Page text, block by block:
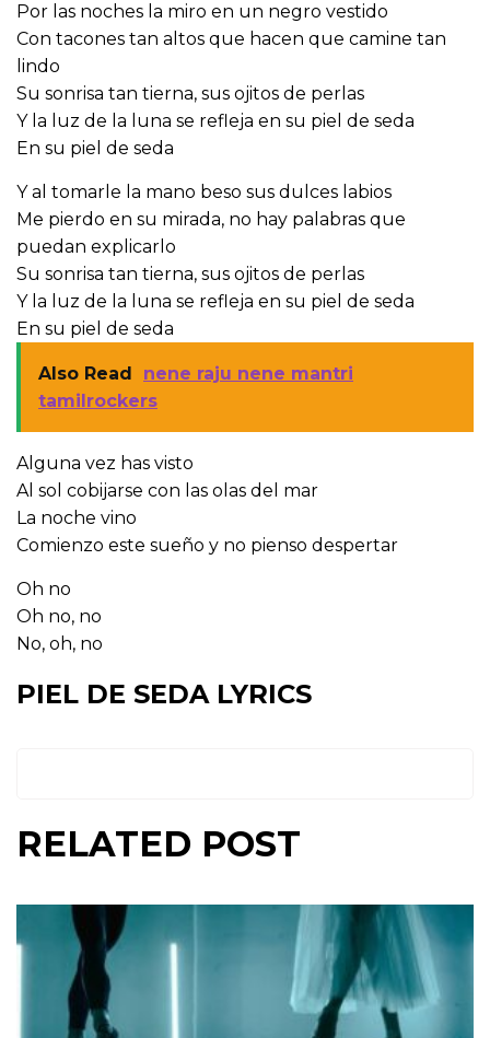
Por las noches la miro en un negro vestido
Con tacones tan altos que hacen que camine tan
lindo
Su sonrisa tan tierna, sus ojitos de perlas
Y la luz de la luna se refleja en su piel de seda
En su piel de seda
Y al tomarle la mano beso sus dulces labios
Me pierdo en su mirada, no hay palabras que
puedan explicarlo
Su sonrisa tan tierna, sus ojitos de perlas
Y la luz de la luna se refleja en su piel de seda
En su piel de seda
Also Read
nene raju nene mantri
tamilrockers
Alguna vez has visto
Al sol cobijarse con las olas del mar
La noche vino
Comienzo este sueño y no pienso despertar
Oh no
Oh no, no
No, oh, no
PIEL DE SEDA LYRICS
RELATED POST